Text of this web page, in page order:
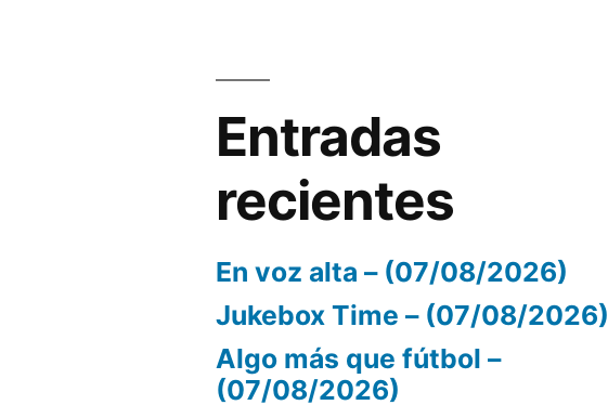
Entradas
recientes
En voz alta – (07/08/2026)
Jukebox Time – (07/08/2026)
Algo más que fútbol –
(07/08/2026)